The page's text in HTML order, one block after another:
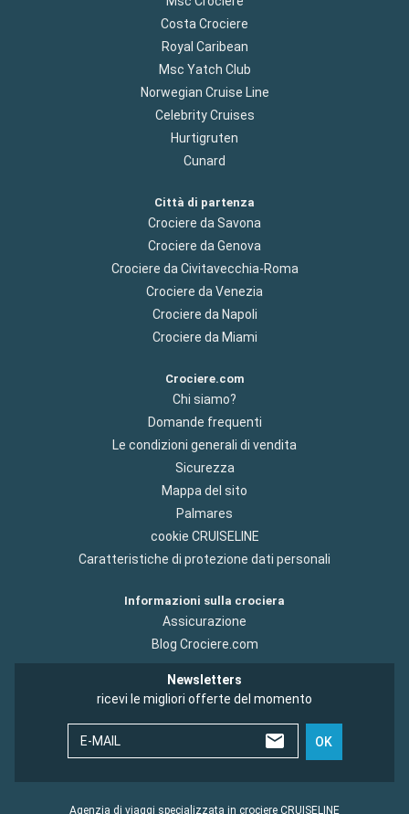
Costa Crociere
Royal Caribean
Msc Yatch Club
Norwegian Cruise Line
Celebrity Cruises
Hurtigruten
Cunard
Città di partenza
Crociere da Savona
Crociere da Genova
Crociere da Civitavecchia-Roma
Crociere da Venezia
Crociere da Napoli
Crociere da Miami
Crociere.com
Chi siamo?
Domande frequenti
Le condizioni generali di vendita
Sicurezza
Mappa del sito
Palmares
cookie CRUISELINE
Caratteristiche di protezione dati personali
Informazioni sulla crociera
Assicurazione
Blog Crociere.com
Newsletters
ricevi le migliori offerte del momento
E-MAIL OK
Agenzia di viaggi specializzata in crociere CRUISELINE